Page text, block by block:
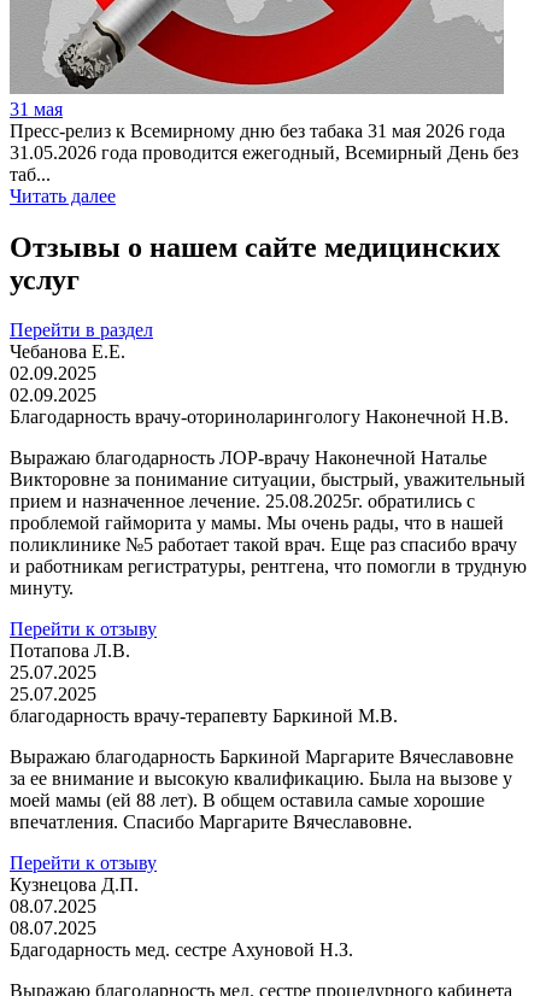
31 мая
Пресс-релиз к Всемирному дню без табака 31 мая 2026 года
31.05.2026 года проводится ежегодный, Всемирный День без
таб...
Читать далее
Отзывы о нашем сайте медицинских
услуг
Перейти в раздел
Чебанова Е.Е.
02.09.2025
02.09.2025
Благодарность врачу-оториноларингологу Наконечной Н.В.
Выражаю благодарность ЛОР-врачу Наконечной Наталье
Викторовне за понимание ситуации, быстрый, уважительный
прием и назначенное лечение. 25.08.2025г. обратились с
проблемой гайморита у мамы. Мы очень рады, что в нашей
поликлинике №5 работает такой врач. Еще раз спасибо врачу
и работникам регистратуры, рентгена, что помогли в трудную
минуту.
Перейти к отзыву
Потапова Л.В.
25.07.2025
25.07.2025
благодарность врачу-терапевту Баркиной М.В.
Выражаю благодарность Баркиной Маргарите Вячеславовне
за ее внимание и высокую квалификацию. Была на вызове у
моей мамы (ей 88 лет). В общем оставила самые хорошие
впечатления. Спасибо Маргарите Вячеславовне.
Перейти к отзыву
Кузнецова Д.П.
08.07.2025
08.07.2025
Бдагодарность мед. сестре Ахуновой Н.З.
Выражаю благодарность мед. сестре процедурного кабинета